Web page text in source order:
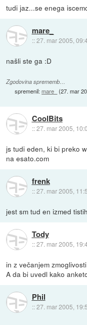
tudi jaz...se enega
mare_
::27. mar 2005,
našli ste ga :D
Zgodovina sprememb…
spremenil:mare_ (27. mar
CoolBits
::27. mar 2005,
js tudi eden, ki bi preko
na esato.com
frenk
::27. mar 2005,
jest sm tud en izmed
Tody
::27. mar 2005,
in z večanjem
A da bi uvedl kako
Phil
::27. mar 2005,